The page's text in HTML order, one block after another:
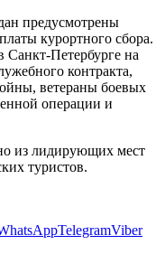
предусмотрены
курортного сбора.
Петербурге на
контракта,
ветераны боевых
операции и
из лидирующих мест
туристов.
TelegramViber